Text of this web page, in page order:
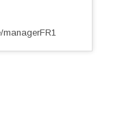
managerFR1